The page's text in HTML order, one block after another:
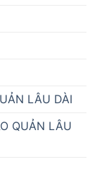
LÂU DÀI
QUẢN LÂU